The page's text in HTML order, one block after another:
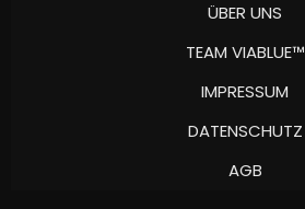
ÜBER UNS
TEAM VIABLUE™
IMPRESSUM
DATENSCHUTZ
AGB